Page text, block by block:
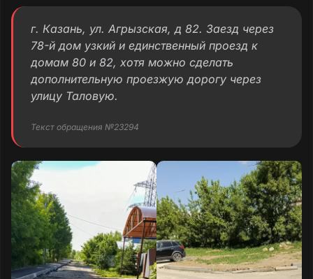
г. Казань, ул. Агрызская, д 82. Заезд через
78-й дом узкий и единственный проезд к
домам 80 и 82, хотя можно сделать
дополнительную проезжую дорогу через
улицу Таловую.
Текст обращения №23294